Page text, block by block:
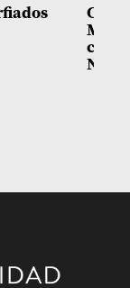
con
Niñez